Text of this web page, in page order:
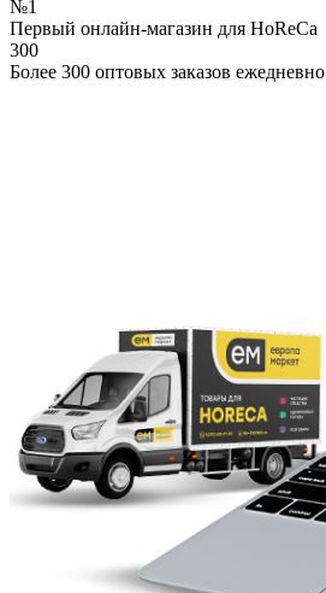
№1
Первый онлайн-магазин для HoReCa
300
Более 300 оптовых заказов ежедневно